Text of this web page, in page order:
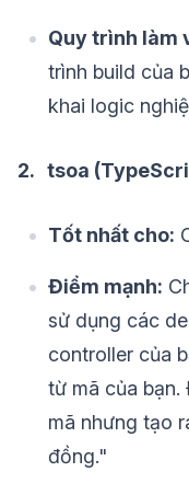
Quy trình làm
trình build của
khai logic
2. tsoa
Tốt nhất cho:
Điểm mạnh:
sử dụng các
controller của
từ mã của bạn.
mã nhưng tạo
đồng."